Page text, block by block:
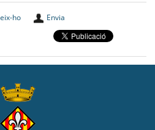
ho Envia